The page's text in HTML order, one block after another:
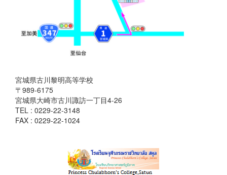
宮城県古川黎明高等学校
〒989-6175
宮城県大崎市古川諏訪一丁目4-26
TEL : 0229-22-3148
FAX : 0229-22-1024